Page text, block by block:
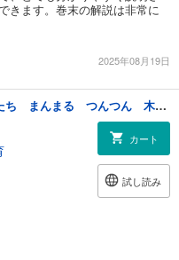
きます。巻末の解説は非常に
2025年08月19日
みつけた！ 自然のかたち まんまる つんつん 木のカタチ
カート
試し読み